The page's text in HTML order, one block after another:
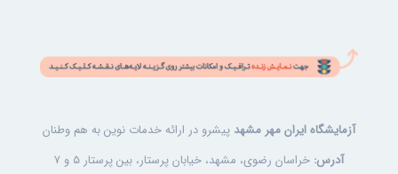
آزمایشگاه ایران مهر مشهد پیشرو در ارائه خدمات نوین به هم وطنان
آدرس: خراسان رضوی، مشهد، خیابان پرستار، بین پرستار ۵ و ۷